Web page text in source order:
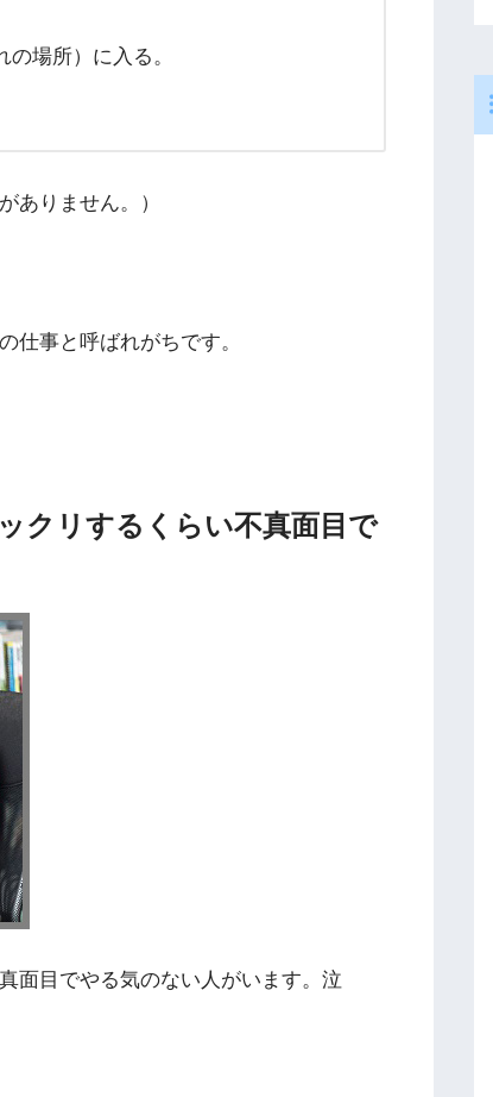
場所）に入る。
ありません。）
仕事と呼ばれがちです。
クリするくらい不真面目で
面目でやる気のない人がいます。泣